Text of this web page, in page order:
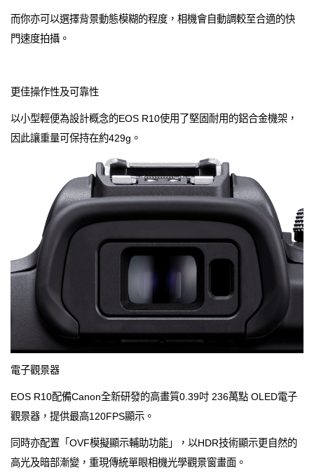
而你亦可以選擇背景動態模糊的程度，相機會自動調較至合適的快
門速度拍攝。
更佳操作性及可靠性
以小型輕便為設計概念的EOS R10使用了堅固耐用的鋁合金機架，
因此讓重量可保持在約429g。
電子觀景器
EOS R10配備Canon全新研發的高畫質0.39吋 236萬點 OLED電子
觀景器，提供最高120FPS顯示。
同時亦配置「OVF模擬顯示輔助功能」，以HDR技術顯示更自然的
高光及暗部漸變，重現傳統單眼相機光學觀景窗畫面。